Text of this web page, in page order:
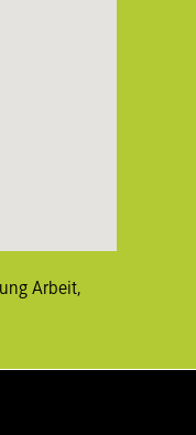
Arbeit,